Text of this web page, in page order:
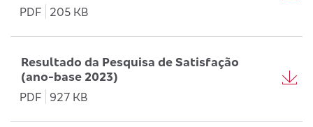
PDF
205 KB
Resultado da Pesquisa de Satisfação
(ano-base 2023)
PDF
927 KB